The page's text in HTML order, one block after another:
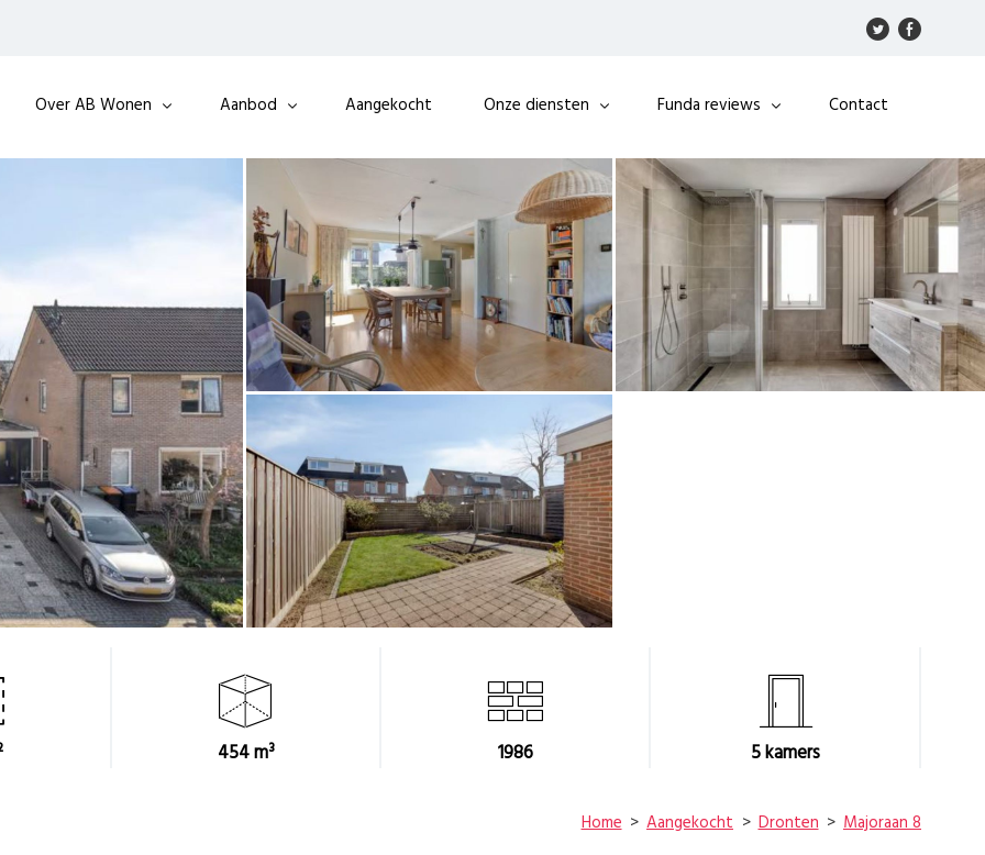
Over AB Wonen Aanbod Aangekocht Onze diensten Funda reviews Contact
454 m³ 1986 5kamers
Home Aangekocht Dronten Majoraan 8